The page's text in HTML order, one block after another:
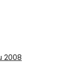
2008